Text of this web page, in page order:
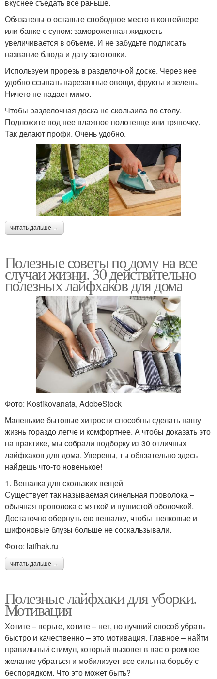
вкуснее съедать все раньше.
Обязательно оставьте свободное место в контейнере
или банке с супом: замороженная жидкость
увеличивается в объеме. И не забудьте подписать
название блюда и дату заготовки.
Используем прорезь в разделочной доске. Через нее
удобно ссыпать нарезанные овощи, фрукты и зелень.
Ничего не падает мимо.
Чтобы разделочная доска не скользила по столу.
Подложите под нее влажное полотенце или тряпочку.
Так делают профи. Очень удобно.
читать дальше →
Полезные советы по дому на все
случаи жизни. 30 действительно
полезных лайфхаков для дома
Фото: Kostikovanata, AdobeStock
Маленькие бытовые хитрости способны сделать нашу
жизнь гораздо легче и комфортнее. А чтобы доказать это
на практике, мы собрали подборку из 30 отличных
лайфхаков для дома. Уверены, ты обязательно здесь
найдешь что-то новенькое!
1. Вешалка для скользких вещей
Существует так называемая синельная проволока –
обычная проволока с мягкой и пушистой оболочкой.
Достаточно обернуть ею вешалку, чтобы шелковые и
шифоновые блузы больше не соскальзывали.
Фото: laifhak.ru
читать дальше →
Полезные лайфхаки для уборки.
Мотивация
Хотите – верьте, хотите – нет, но лучший способ убрать
быстро и качественно – это мотивация. Главное – найти
правильный стимул, который вызовет в вас огромное
желание убраться и мобилизует все силы на борьбу с
беспорядком. Что это может быть?